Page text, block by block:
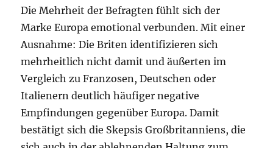
Die Mehrheit der Befragten fühlt sich der
Marke Europa emotional verbunden. Mit einer
Ausnahme: Die Briten identifizieren sich
mehrheitlich nicht damit und äußerten im
Vergleich zu Franzosen, Deutschen oder
Italienern deutlich häufiger negative
Empfindungen gegenüber Europa. Damit
bestätigt sich die Skepsis Großbritanniens, die